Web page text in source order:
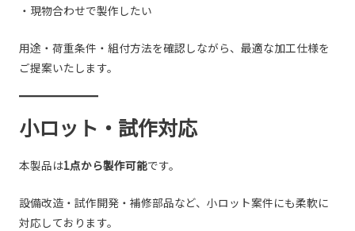
・現物合わせで製作したい
用途・荷重条件・組付方法を確認しながら、最適な加工仕様を
ご提案いたします。
小ロット・試作対応
本製品は1点から製作可能です。
設備改造・試作開発・補修部品など、小ロット案件にも柔軟に
対応しております。